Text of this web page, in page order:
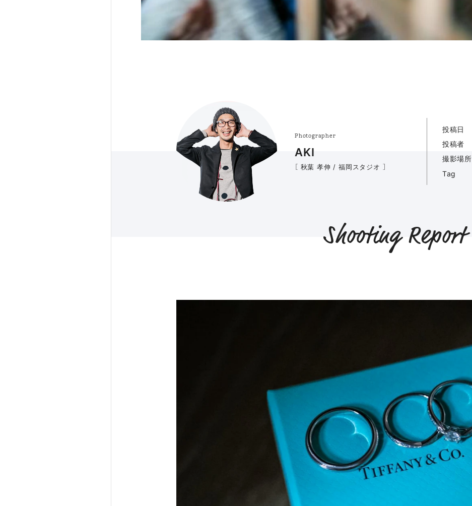
Photographer
AKI
［ 秋葉 孝伸 / 福岡スタジオ ］
投稿日
投稿者
撮影場所
Tag
Shooting Report